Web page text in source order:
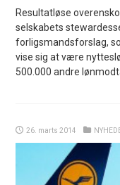
Resultatløse
selskabets
forligsmandsforslag,
vise sig at være
500.000 andre
26. marts 2014